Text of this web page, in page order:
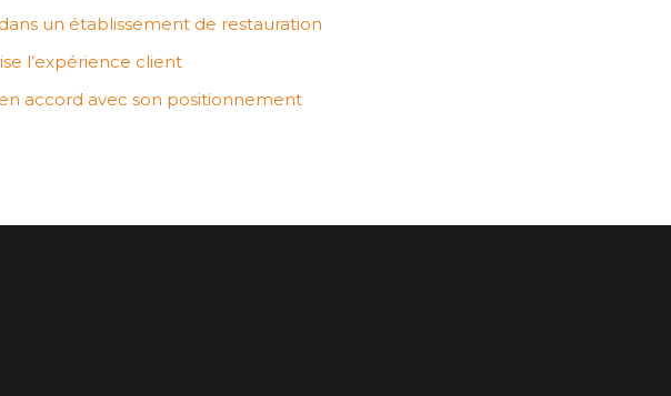
un établissement de restauration
l’expérience client
accord avec son positionnement